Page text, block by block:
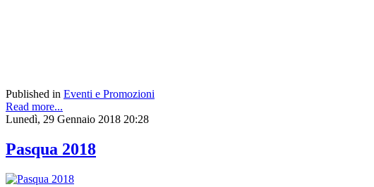
Published in Eventi e Promozioni
Read more...
Lunedì, 29 Gennaio 2018 20:28
Pasqua 2018